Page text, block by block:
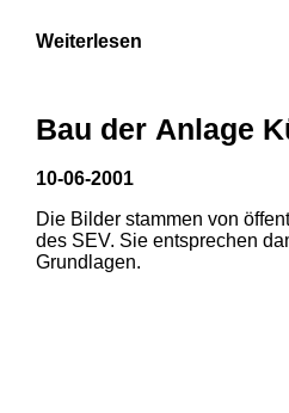
Weiterlesen
Bau der Anlage
10-06-2001
Die Bilder stammen von
des SEV. Sie entsprechen
Grundlagen.